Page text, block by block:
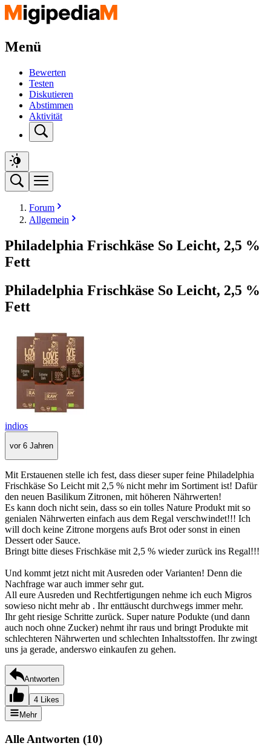
Menü
Bewerten
Testen
Diskutieren
Abstimmen
Aktivität
Forum
Allgemein
Philadelphia Frischkäse So Leicht, 2,5 %
Fett
Philadelphia Frischkäse So Leicht, 2,5 %
Fett
indios
vor 6 Jahren
Mit Erstauenen stelle ich fest, dass dieser super feine Philadelphia
Frischkäse So Leicht mit 2,5 % nicht mehr im Sortiment ist! Dafür
den neuen Basilikum Zitronen, mit höheren Nährwerten!
Es kann doch nicht sein, dass so ein tolles Nature Produkt mit so
genialen Nährwerten einfach aus dem Regal verschwindet!!! Ich
will doch keine Zitrone morgens aufs Brot oder sonst in einen
Dessert oder Sauce.
Bringt bitte dieses Frischkäse mit 2,5 % wieder zurück ins Regal!!!
Und kommt jetzt nicht mit Ausreden oder Varianten! Denn die
Nachfrage war auch immer sehr gut.
All eure Ausreden und Rechtfertigungen nehme ich euch Migros
sowieso nicht mehr ab . Ihr enttäuscht durchwegs immer mehr.
Ihr geht riesige Schritte zurück. Super nature Podukte (und dann
auch noch ohne Zucker) nehmt ihr raus und bringt Produkte mit
schlechteren Nährwerten und schlechten Inhaltsstoffen. Ihr zwingt
uns ja gerade, anderswo einkaufen zu gehen.
Antworten
4 Likes
Mehr
Alle Antworten (10)